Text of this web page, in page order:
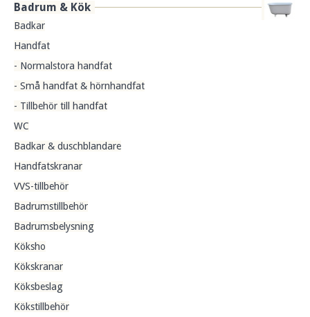
Badrum & Kök
Badkar
Handfat
- Normalstora handfat
- Små handfat & hörnhandfat
- Tillbehör till handfat
WC
Badkar & duschblandare
Handfatskranar
VVS-tillbehör
Badrumstillbehör
Badrumsbelysning
Köksho
Kökskranar
Köksbeslag
Kökstillbehör